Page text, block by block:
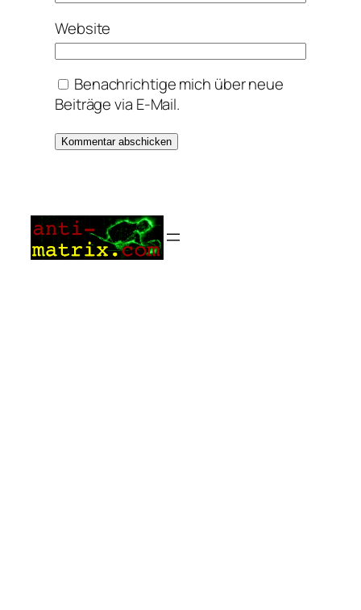
Website
Benachrichtige mich über neue
Beiträge via E-Mail.